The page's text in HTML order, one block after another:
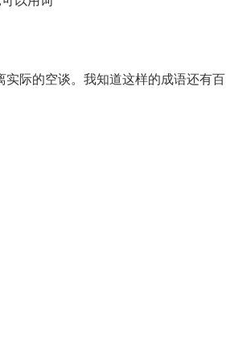
实际的空谈。我知道这样的成语还有百